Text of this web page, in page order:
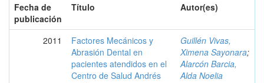
Fecha de
publicación
Título Autor(es)
2011
Factores Mecánicos y
Abrasión Dental en
pacientes atendidos en el
Centro de Salud Andrés
Guillén Vivas,
Ximena Sayonara;
Alarcón Barcia,
Alda Noelia